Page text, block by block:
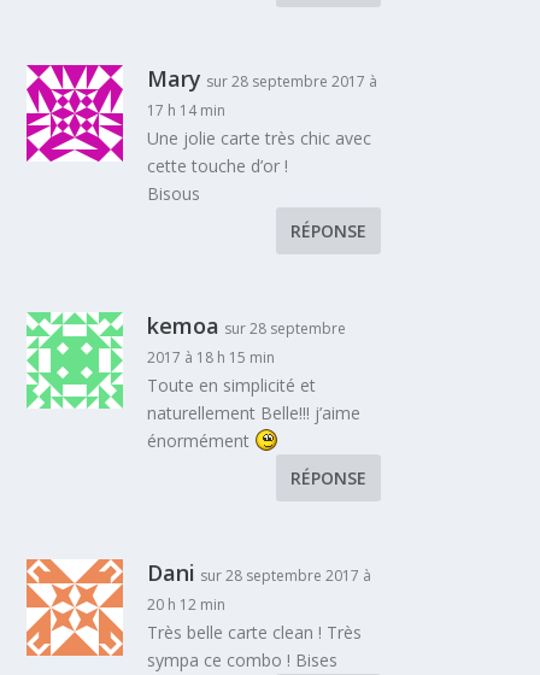
Mary sur 28 septembre 2017 à
17 h 14 min
Une jolie carte très chic avec
cette touche d’or !
Bisous
RÉPONSE
kemoa sur 28 septembre
2017 à 18 h 15 min
Toute en simplicité et
naturellement Belle!!! j’aime
énormément
RÉPONSE
Dani sur 28 septembre 2017 à
20 h 12 min
Très belle carte clean ! Très
sympa ce combo ! Bises